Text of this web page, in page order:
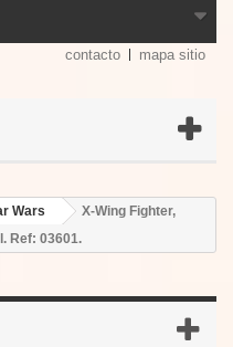
contacto mapa sitio
Wars
X-Wing Fighter,
Ref: 03601.